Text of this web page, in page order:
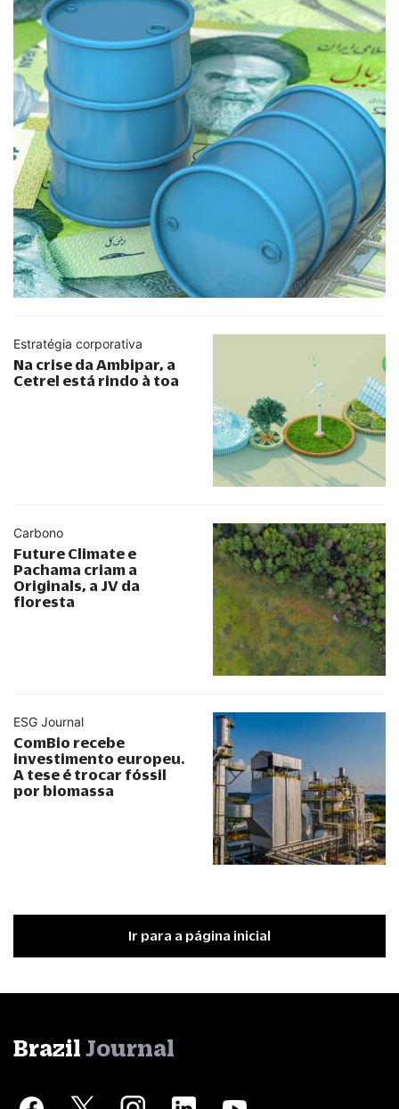
Estratégia corporativa
Na crise da Ambipar, a
Cetrel está rindo à toa
Carbono
Future Climate e
Pachama criam a
Originals, a JV da
floresta
ESG Journal
ComBio recebe
investimento europeu.
A tese é trocar fóssil
por biomassa
Ir para a página inicial
Brazil Journal